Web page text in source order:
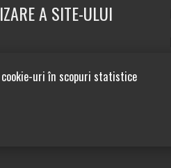
uri în scopuri statistice
A SITE-ULUI